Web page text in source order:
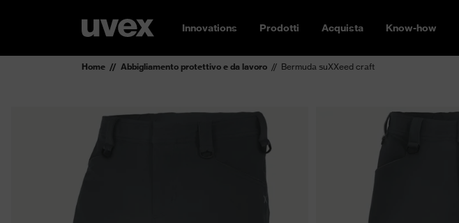
Innovations Prodotti Acquista Know-how
Home Abbigliamento protettivo e da lavoro Bermuda suXXeed craft